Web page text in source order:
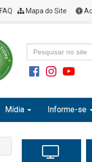
FAQ Mapa do Site
Mídia Informe-se